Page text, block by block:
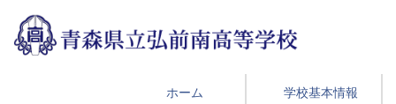
ホーム
学校基本情報